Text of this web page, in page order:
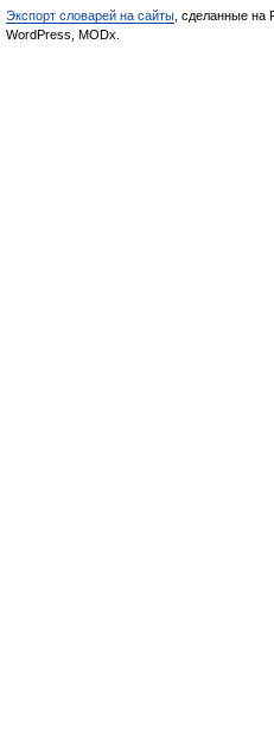
Экспорт словарей на сайты , сделанные на
WordPress, MODx.